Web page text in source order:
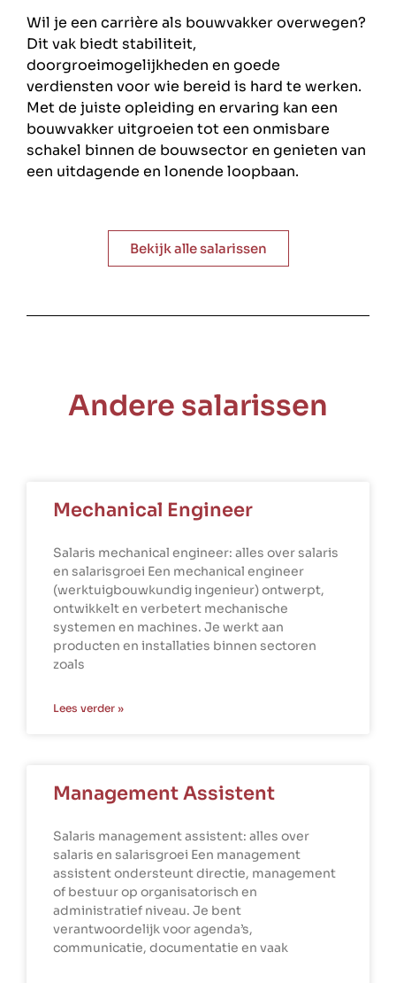
Wil je een carrière als bouwvakker overwegen?
Dit vak biedt stabiliteit,
doorgroeimogelijkheden en goede
verdiensten voor wie bereid is hard te werken.
Met de juiste opleiding en ervaring kan een
bouwvakker uitgroeien tot een onmisbare
schakel binnen de bouwsector en genieten van
een uitdagende en lonende loopbaan.
Bekijk alle salarissen
Andere salarissen
Mechanical Engineer
Salaris mechanical engineer: alles over salaris
en salarisgroei Een mechanical engineer
(werktuigbouwkundig ingenieur) ontwerpt,
ontwikkelt en verbetert mechanische
systemen en machines. Je werkt aan
producten en installaties binnen sectoren
zoals
Lees verder »
Management Assistent
Salaris management assistent: alles over
salaris en salarisgroei Een management
assistent ondersteunt directie, management
of bestuur op organisatorisch en
administratief niveau. Je bent
verantwoordelijk voor agenda’s,
communicatie, documentatie en vaak